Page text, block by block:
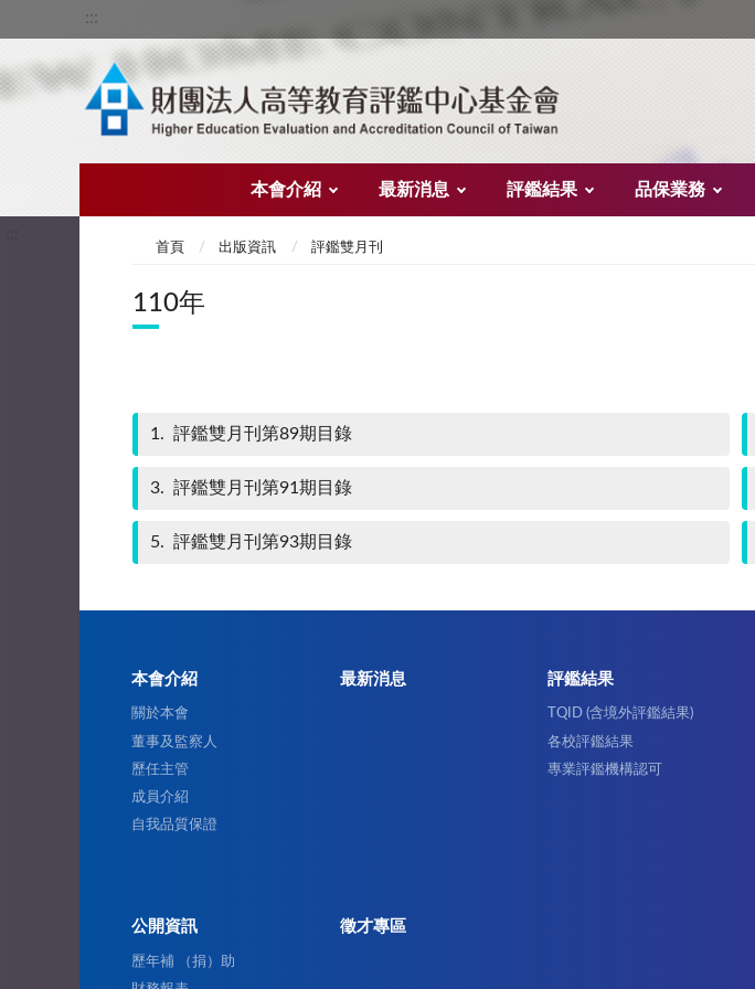
:::
本會介紹 最新消息 評鑑結果 品保業務
首頁 出版資訊 評鑑雙月刊
110年
1 評鑑雙月刊第89期目錄
3 評鑑雙月刊第91期目錄
5 評鑑雙月刊第93期目錄
本會介紹
關於本會
董事及監察人
歷任主管
成員介紹
自我品質保證
最新消息 評鑑結果
TQID (含境外評鑑結果)
各校評鑑結果
專業評鑑機構認可
公開資訊
歷年補 （捐）助
徵才專區